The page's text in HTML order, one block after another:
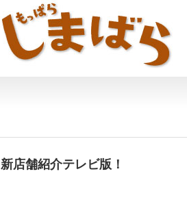
新店舗紹介テレビ版！